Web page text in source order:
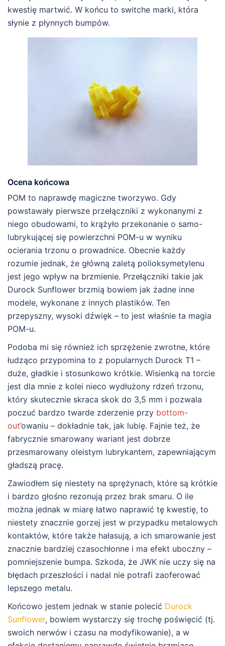
kwestię martwić. W końcu to switche marki, która
słynie z płynnych bumpów.
Ocena końcowa
POM to naprawdę magiczne tworzywo. Gdy
powstawały pierwsze przełączniki z wykonanymi z
niego obudowami, to krążyło przekonanie o samo-
lubrykującej się powierzchni POM-u w wyniku
ocierania trzonu o prowadnice. Obecnie każdy
rozumie jednak, że główną zaletą polioksymetylenu
jest jego wpływ na brzmienie. Przełączniki takie jak
Durock Sunflower brzmią bowiem jak żadne inne
modele, wykonane z innych plastików. Ten
przepyszny, wysoki dźwięk – to jest właśnie ta magia
POM-u.
Podoba mi się również ich sprzężenie zwrotne, które
łudząco przypomina to z popularnych Durock T1 –
duże, gładkie i stosunkowo krótkie. Wisienką na torcie
jest dla mnie z kolei nieco wydłużony rdzeń trzonu,
który skutecznie skraca skok do 3,5 mm i pozwala
poczuć bardzo twarde zderzenie przy bottom-
out’owaniu – dokładnie tak, jak lubię. Fajnie też, że
fabrycznie smarowany wariant jest dobrze
przesmarowany oleistym lubrykantem, zapewniającym
gładszą pracę.
Zawiodłem się niestety na sprężynach, które są krótkie
i bardzo głośno rezonują przez brak smaru. O ile
można jednak w miarę łatwo naprawić tę kwestię, to
niestety znacznie gorzej jest w przypadku metalowych
kontaktów, które także hałasują, a ich smarowanie jest
znacznie bardziej czasochłonne i ma efekt uboczny –
pomniejszenie bumpa. Szkoda, że JWK nie uczy się na
błędach przeszłości i nadal nie potrafi zaoferować
lepszego metalu.
Końcowo jestem jednak w stanie polecić Durock
Sunflower, bowiem wystarczy się trochę poświęcić (tj.
swoich nerwów i czasu na modyfikowanie), a w